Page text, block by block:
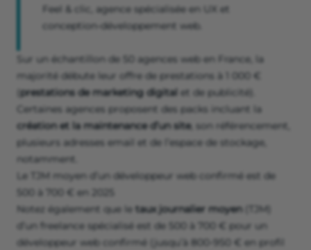
Feel & clic, agence spécialisée en UX et
conception-développement web.
Sur un échantillon de 50 agences web en France, la
majorité débute leur offre de prestations à 1 000 €
(prestations de marketing digital et de publicité).
Certaines agences proposent des packs incluant la
création et la maintenance d’un site, son référencement,
plusieurs adresses email et de l’espace de stockage,
notamment.
Le TJM moyen d’un développeur web confirmé est de
500 à 700 € en 2025
Notez également que le taux journalier moyen
(TJM)
d’un freelance spécialisé est de 500 à 700 € pour un
développeur web confirmé (jusqu’à 800-950 € en profil